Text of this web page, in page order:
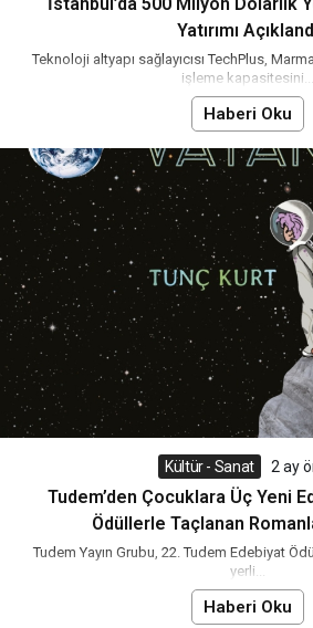
Yatırımı
Teknoloji altyapı sağlayıcısı TechPlus,
işleme kapasitesini...
Haberi Oku
Kültür - Sanat 2 ay
Tudem’den Çocuklara Üç Yeni
Ödüllerle Taçlanan
Tudem Yayın Grubu, 22. Tudem Edebiyat
yerli...
Haberi Oku